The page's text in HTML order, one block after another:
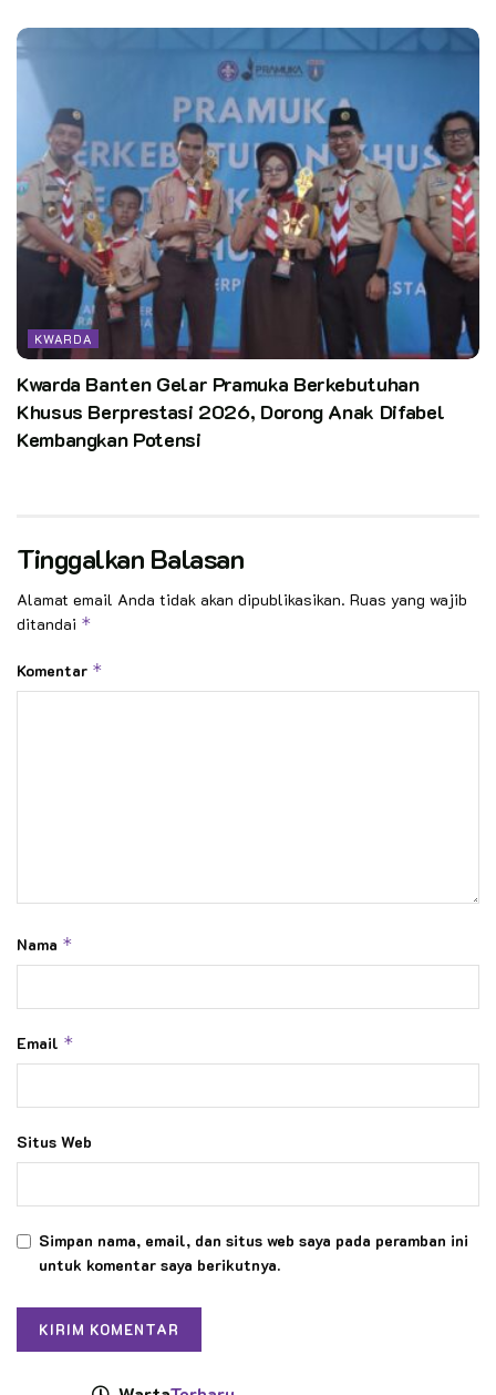
Pewarta: kak Rasid Ahmad
Editor: kak Sri Lestari
kwarda riau kwarnas
pramuka
pusinfo kwarnas
Setiappramukaadalahpewarta
KWARDA
Kwarda Banten Gelar Pramuka Berkebutuhan
Khusus Berprestasi 2026, Dorong Anak Difabel
Kembangkan Potensi
Tinggalkan Balasan
Alamat email Anda tidak akan dipublikasikan. Ruas yang wajib
ditandai *
Komentar *
Nama *
Email *
Situs Web
Simpan nama, email, dan situs web saya pada peramban ini
untuk komentar saya berikutnya.